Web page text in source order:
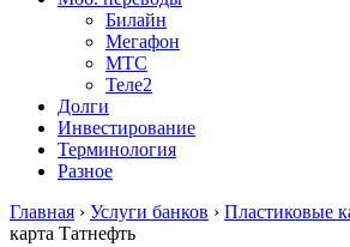
Билайн
Мегафон
МТС
Теле2
Долги
Инвестирование
Терминология
Разное
Главная › Услуги банков › Пластиковые
карта Татнефть